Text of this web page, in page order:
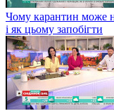
Чому карантин може
і як цьому запобігти